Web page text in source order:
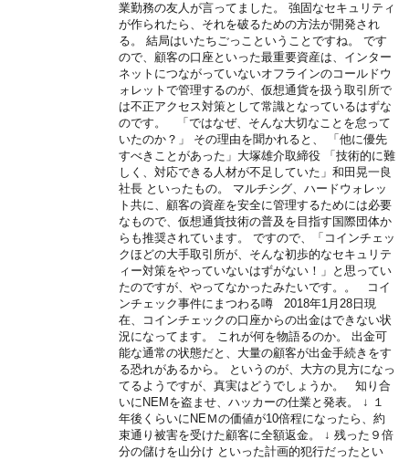
業勤務の友人が言ってました。 強固なセキュリティ
が作られたら、それを破るための方法が開発され
る。 結局はいたちごっこということですね。 です
ので、顧客の口座といった最重要資産は、インター
ネットにつながっていないオフラインのコールドウ
ォレットで管理するのが、仮想通貨を扱う取引所で
は不正アクセス対策として常識となっているはずな
のです。 「ではなぜ、そんな大切なことを怠って
いたのか？」 その理由を聞かれると、 「他に優先
すべきことがあった」大塚雄介取締役 「技術的に難
しく、対応できる人材が不足していた」和田晃一良
社長 といったもの。 マルチシグ、ハードウォレッ
ト共に、顧客の資産を安全に管理するためには必要
なもので、仮想通貨技術の普及を目指す国際団体か
らも推奨されています。 ですので、「コインチェッ
クほどの大手取引所が、そんな初歩的なセキュリテ
ィー対策をやっていないはずがない！」と思ってい
たのですが、やってなかったみたいです。。 コイ
ンチェック事件にまつわる噂 2018年1月28日現
在、コインチェックの口座からの出金はできない状
況になってます。 これが何を物語るのか。 出金可
能な通常の状態だと、大量の顧客が出金手続きをす
る恐れがあるから。 というのが、大方の見方になっ
てるようですが、真実はどうでしょうか。 知り合
いにNEMを盗ませ、ハッカーの仕業と発表。 ↓ １
年後くらいにNEＭの価値が10倍程になったら、約
束通り被害を受けた顧客に全額返金。 ↓ 残った９倍
分の儲けを山分け といった計画的犯行だったとい